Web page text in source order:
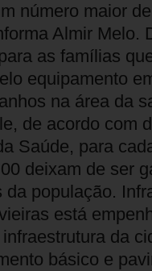
número maior
Almir Melo.
as famílias
equipamento
na área da
de acordo com
Saúde, para
deixam de ser
população.
está
da
básico e